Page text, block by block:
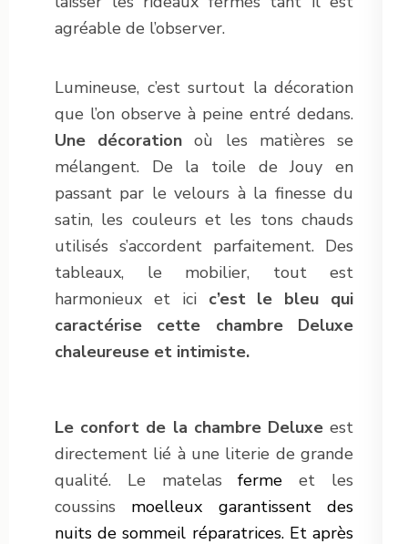
agréable de l’observer.
Lumineuse, c’est surtout la décoration
que l’on observe à peine entré dedans.
Une décoration où les matières se
mélangent. De la toile de Jouy en
passant par le velours à la finesse du
satin, les couleurs et les tons chauds
utilisés s’accordent parfaitement. Des
tableaux, le mobilier, tout est
harmonieux et ici c’est le bleu qui
caractérise cette chambre Deluxe
chaleureuse et intimiste.
Le confort de la chambre Deluxeest
directement lié à une literie de grande
qualité. Le matelas ferme et les
coussins moelleux
garantissent des
nuits de sommeil réparatrices. Et après